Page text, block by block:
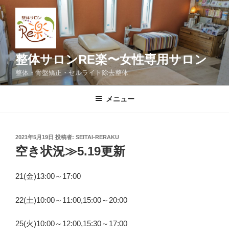
コ
ン
テ
ン
へ
ス
整体サロンRE楽〜女性専用サロン
整体・骨盤矯正・セルライト除去整体
メニュー
投
稿
日:
2021年5月19日 投稿者: SEITAI-RERAKU
空き状況≫5.19更新
21(金)13:00～17:00
22(土)10:00～11:00,15:00～20:00
25(火)10:00～12:00,15:30～17:00